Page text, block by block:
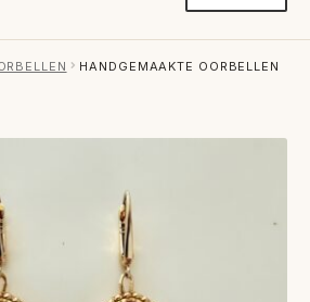
HANDGEMAAKTE OORBELLEN